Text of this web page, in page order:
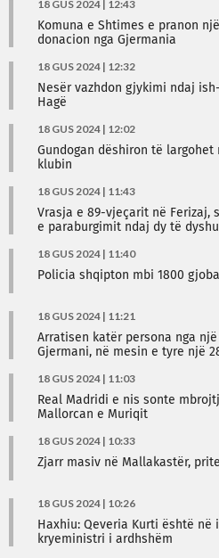
18 GUS 2024 | 12:43
Komuna e Shtimes e pranon
donacion nga Gjermania
18 GUS 2024 | 12:32
Nesër vazhdon gjykimi ndaj
Hagë
18 GUS 2024 | 12:02
Gundogan dëshiron të largohet
klubin
18 GUS 2024 | 11:43
Vrasja e 89-vjeçarit në Ferizaj,
e paraburgimit ndaj dy të
18 GUS 2024 | 11:40
Policia shqipton mbi 1800
18 GUS 2024 | 11:21
Arratisen katër persona nga
Gjermani, në mesin e tyre një
18 GUS 2024 | 11:03
Real Madridi e nis sonte
Mallorcan e Muriqit
18 GUS 2024 | 10:33
Zjarr masiv në Mallakastër,
18 GUS 2024 | 10:26
Haxhiu: Qeveria Kurti është në
kryeministri i ardhshëm